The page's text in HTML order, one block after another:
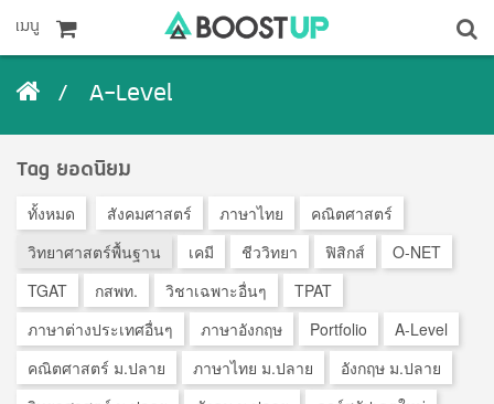
เมนู
A-Level
Tag ยอดนิยม
ทั้งหมด สังคมศาสตร์ ภาษาไทย
คณิตศาสตร์
วิทยาศาสตร์พื้นฐาน
เคมี ชีววิทยา ฟิสิกส์
O-NET
TGAT
กสพท. วิชาเฉพาะอื่นๆ
TPAT
ภาษาต่างประเทศอื่นๆ
ภาษาอังกฤษ Portfolio
A-Level
คณิตศาสตร์ ม.ปลาย
ภาษาไทย ม.ปลาย
อังกฤษ ม.ปลาย